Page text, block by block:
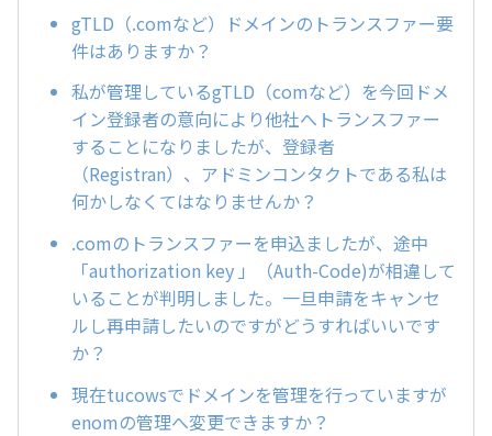
gTLD（.comなど）ドメインのトランスファー要
件はありますか？
私が管理しているgTLD（comなど）を今回ドメ
イン登録者の意向により他社へトランスファー
することになりましたが、登録者
（Registran）、アドミンコンタクトである私は
何かしなくてはなりませんか？
.comのトランスファーを申込ましたが、途中
「authorization key 」（Auth-Code)が相違して
いることが判明しました。一旦申請をキャンセ
ルし再申請したいのですがどうすればいいです
か？
現在tucowsでドメインを管理を行っていますが
enomの管理へ変更できますか？